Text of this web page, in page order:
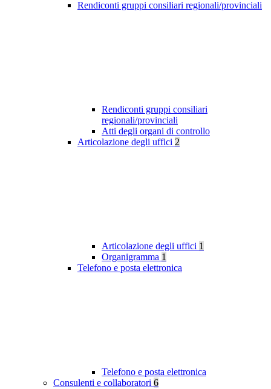
Rendiconti gruppi consiliari regionali/provinciali
Rendiconti gruppi consiliari
regionali/provinciali
Atti degli organi di controllo
Articolazione degli uffici 2
Articolazione degli uffici 1
Organigramma 1
Telefono e posta elettronica
Telefono e posta elettronica
Consulenti e collaboratori 6